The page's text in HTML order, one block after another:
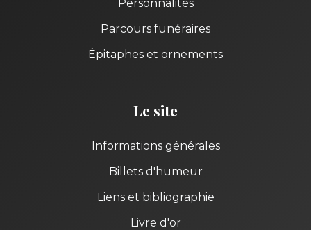
Personnalités
Parcours funéraires
Épitaphes et ornements
Le site
Informations générales
Billets d'humeur
Liens et bibliographie
Livre d'or